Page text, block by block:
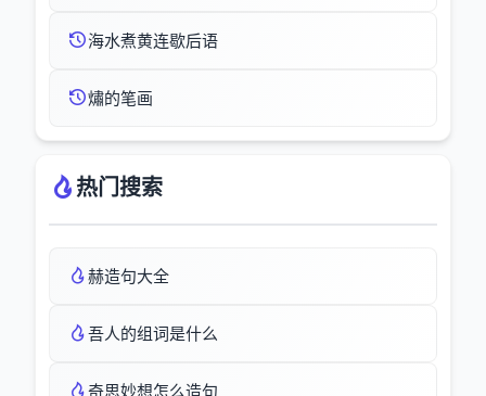
海水煮黄连歇后语
熽的笔画
热门搜索
赫造句大全
吾人的组词是什么
奇思妙想怎么造句